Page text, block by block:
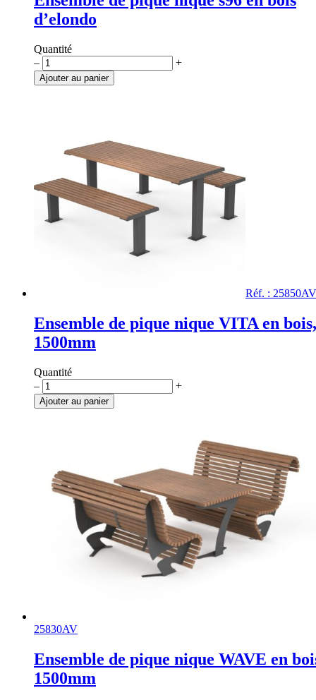
d’elondo
Quantité
quantité
de
Ensemble
d'elondo
– +
Ajouter au panier
Réf. : 25850AV
Ensemble de pique nique VITA en bois,
1500mm
Quantité
quantité
de
Ensemble
bois,
1500mm
– +
Ajouter au panier
25830AV
Ensemble de pique nique WAVE en
1500mm